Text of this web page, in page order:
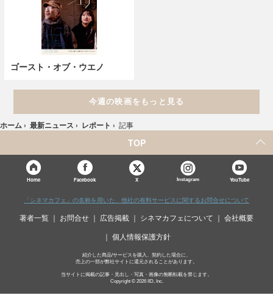
ゴースト・オブ・ウエノ
今週の映画をもっと見る
ホーム › 最新ニュース › レポート › 記事
TOP
Home Facebook X Instagram YouTube
「シネマカフェ」の名称を用いた、他社の有料サービスに関するお問合せについて
著者一覧 お問合せ 広告掲載 シネマカフェについて 会社概要
個人情報保護方針
紹介した商品/サービスを購入、契約した場合に、
売上の一部が弊社サイトに還元されることがあります。
当サイトに掲載の記事・見出し・写真・画像の無断転載を禁じます。
Copyright © 2026 IID, Inc.